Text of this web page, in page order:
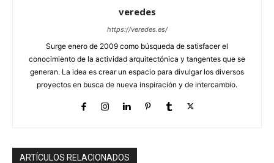
veredes
https://veredes.es/
Surge enero de 2009 como búsqueda de satisfacer el
conocimiento de la actividad arquitectónica y tangentes que se
generan. La idea es crear un espacio para divulgar los diversos
proyectos en busca de nueva inspiración y de intercambio.
ARTÍCULOS RELACIONADOS